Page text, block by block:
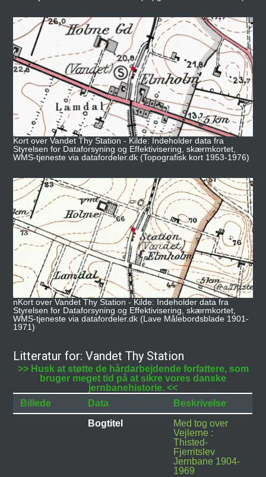
Kort over Vandet Thy Station - Kilde: Indeholder data fra
Styrelsen for Dataforsyning og Effektivisering, skærmkortet,
WMS-tjeneste via datafordeler.dk (Topografisk kort 1953-1976)
nKort over Vandet Thy Station - Kilde: Indeholder data fra
Styrelsen for Dataforsyning og Effektivisering, skærmkortet,
WMS-tjeneste via datafordeler.dk (Lave Målebordsblade 1901-
1971)
Litteratur for: Vandet Thy Station
>> Husk at støtte de hårdarbejdende forfattere, som
bruger meget tid på at sikre vores danske
jernbanehistorie. <<
Billede
Data
Beskrivelse
Bogtitel
Med tog over
Vejlerne :
Thisted-
Fjerritslev
Jernbane 1904-
1969